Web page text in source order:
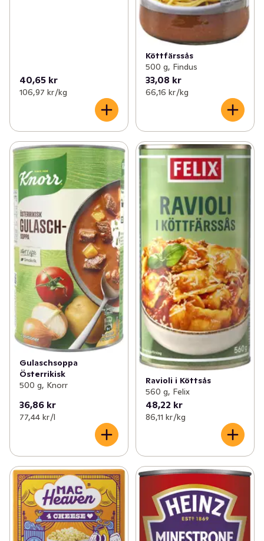
40,65 kr
106,97 kr /kg
Köttfärssås
500 g, Findus
33,08 kr
66,16 kr /kg
Gulaschsoppa
Österrikisk
500 g, Knorr
36,86 kr
77,44 kr /l
Ravioli i Köttsås
560 g, Felix
48,22 kr
86,11 kr /kg